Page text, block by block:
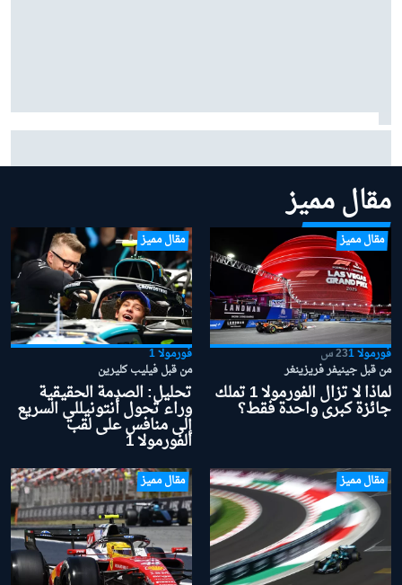
بيرمان يشرح كيف يستمد "ثقة هائلة" من تألق أنتونيللي
مقال مميز
مقال مميز
فورمولا 1 23 س
من قبل جينيفر فريزينغر
لماذا لا تزال الفورمولا 1 تملك
جائزة كبرى واحدة فقط؟
مقال مميز
فورمولا 1
من قبل فيليب كليرين
تحليل: الصدمة الحقيقية
وراء تحول أنتونيللي السريع
إلى منافس على لقب
الفورمولا 1
مقال مميز مقال مميز